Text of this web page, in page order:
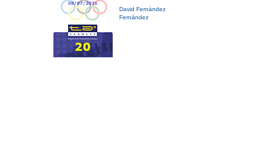
David Fernández
Fernández